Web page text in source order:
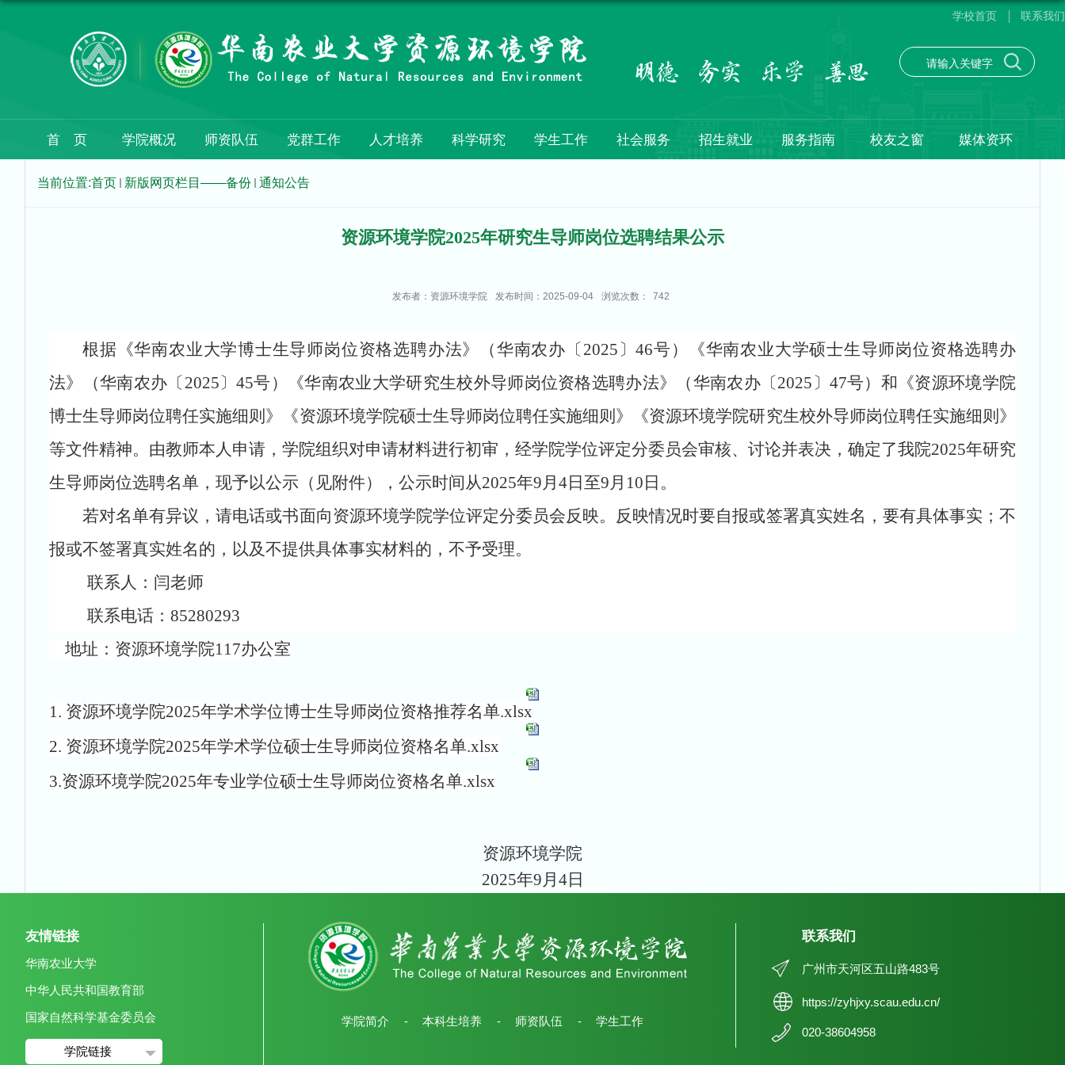
学校首页 联系我们
首 页 学院概况 师资队伍 党群工作 人才培养 科学研究 学生工作 社会服务 招生就业 服务指南 校友之窗 媒体资环
当前位置:首页 新版网页栏目——备份 通知公告
资源环境学院2025年研究生导师岗位选聘结果公示
发布者：资源环境学院 发布时间：2025-09-04 浏览次数： 742
根据《华南农业大学博士生导师岗位资格选聘办法》（华南农办〔2025〕46号）《华南农业大学硕士生导师岗位资格选聘办
法》（华南农办〔2025〕45号）《华南农业大学研究生校外导师岗位资格选聘办法》（华南农办〔2025〕47号）和《资源环境学院
博士生导师岗位聘任实施细则》《资源环境学院硕士生导师岗位聘任实施细则》《资源环境学院研究生校外导师岗位聘任实施细则》
等文件精神。由教师本人申请，学院组织对申请材料进行初审，经学院学位评定分委员会审核、讨论并表决，确定了我院2025年研究
生导师岗位选聘名单，现予以公示（见附件），公示时间从2025年9月4日至9月10日。
若对名单有异议，请电话或书面向资源环境学院学位评定分委员会反映。反映情况时要自报或签署真实姓名，要有具体事实；不
报或不签署真实姓名的，以及不提供具体事实材料的，不予受理。
联系人：闫老师
联系电话：85280293
地址：资源环境学院117办公室
1. 资源环境学院2025年学术学位博士生导师岗位资格推荐名单.xlsx
2. 资源环境学院2025年学术学位硕士生导师岗位资格名单.xlsx
3.资源环境学院2025年专业学位硕士生导师岗位资格名单.xlsx
资源环境学院
2025年9月4日
友情链接
华南农业大学
中华人民共和国教育部
国家自然科学基金委员会
学院链接
学院简介 - 本科生培养 - 师资队伍 - 学生工作
联系我们
广州市天河区五山路483号
https://zyhjxy.scau.edu.cn/
020-38604958